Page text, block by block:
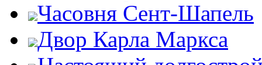
Часовня Сент-Шапель
Двор Карла Маркса